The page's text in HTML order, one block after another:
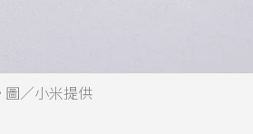
圖／小米提供